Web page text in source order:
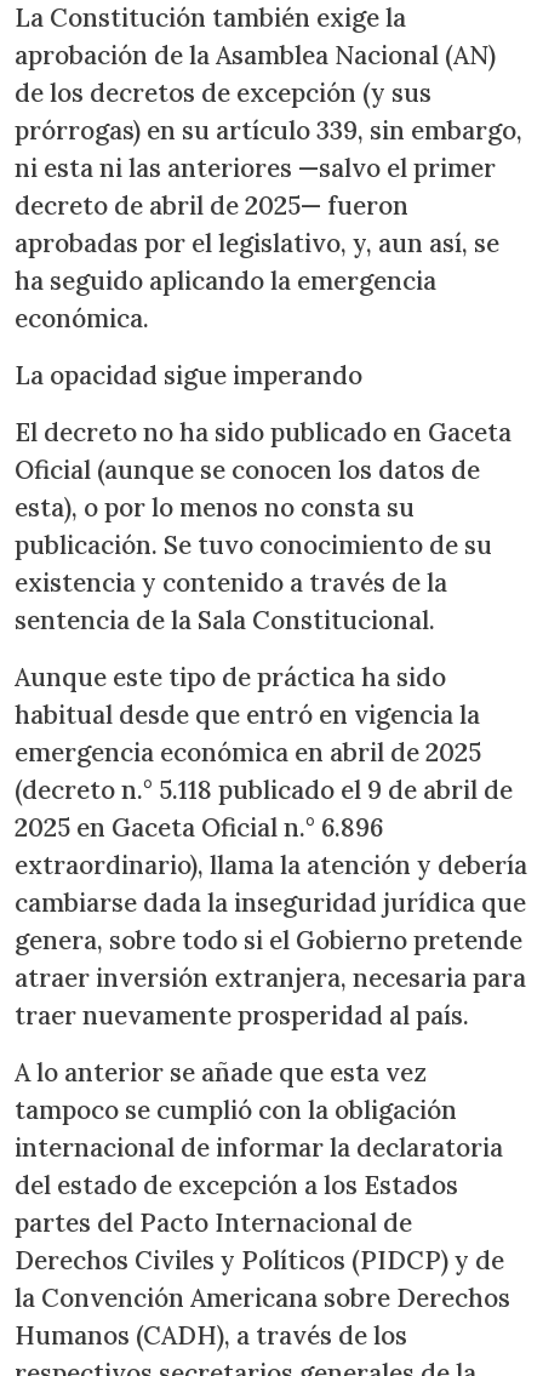
La Constitución también exige la
aprobación de la Asamblea Nacional (AN)
de los decretos de excepción (y sus
prórrogas) en su artículo 339, sin embargo,
ni esta ni las anteriores —salvo el primer
decreto de abril de 2025— fueron
aprobadas por el legislativo, y, aun así, se
ha seguido aplicando la emergencia
económica.
La opacidad sigue imperando
El decreto no ha sido publicado en Gaceta
Oficial (aunque se conocen los datos de
esta), o por lo menos no consta su
publicación. Se tuvo conocimiento de su
existencia y contenido a través de la
sentencia de la Sala Constitucional.
Aunque este tipo de práctica ha sido
habitual desde que entró en vigencia la
emergencia económica en abril de 2025
(decreto n.° 5.118 publicado el 9 de abril de
2025 en Gaceta Oficial n.° 6.896
extraordinario), llama la atención y debería
cambiarse dada la inseguridad jurídica que
genera, sobre todo si el Gobierno pretende
atraer inversión extranjera, necesaria para
traer nuevamente prosperidad al país.
A lo anterior se añade que esta vez
tampoco se cumplió con la obligación
internacional de informar la declaratoria
del estado de excepción a los Estados
partes del Pacto Internacional de
Derechos Civiles y Políticos (PIDCP) y de
la Convención Americana sobre Derechos
Humanos (CADH), a través de los